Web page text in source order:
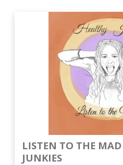
LISTEN TO THE
JUNKIES